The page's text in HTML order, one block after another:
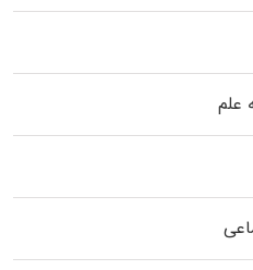
علم